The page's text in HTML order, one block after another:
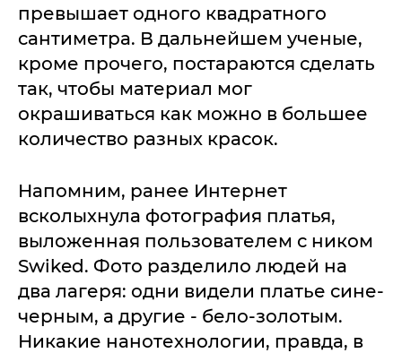
превышает одного квадратного
сантиметра. В дальнейшем ученые,
кроме прочего, постараются сделать
так, чтобы материал мог
окрашиваться как можно в большее
количество разных красок.
Напомним, ранее Интернет
всколыхнула фотография платья,
выложенная пользователем с ником
Swiked. Фото разделило людей на
два лагеря: одни видели платье сине-
черным, а другие - бело-золотым.
Никакие нанотехнологии, правда, в